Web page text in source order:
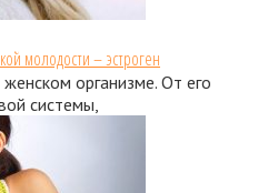
молодости – эстроген
организме. От его
системы,